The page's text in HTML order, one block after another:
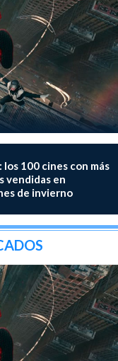
los 100 cines con más
vendidas en
de invierno